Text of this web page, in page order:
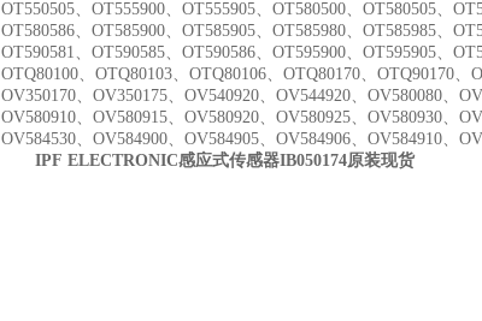
OT550505、OT555900、OT555905、OT580500、OT580505、
OT580586、OT585900、OT585905、OT585980、OT585985、
OT590581、OT590585、OT590586、OT595900、OT595905、
OTQ80100、OTQ80103、OTQ80106、OTQ80170、OTQ90170、
OV350170、OV350175、OV540920、OV544920、OV580080、
OV580910、OV580915、OV580920、OV580925、OV580930、
OV584530、OV584900、OV584905、OV584906、OV584910、
IPF ELECTRONIC感应式传感器IB050174原装现货